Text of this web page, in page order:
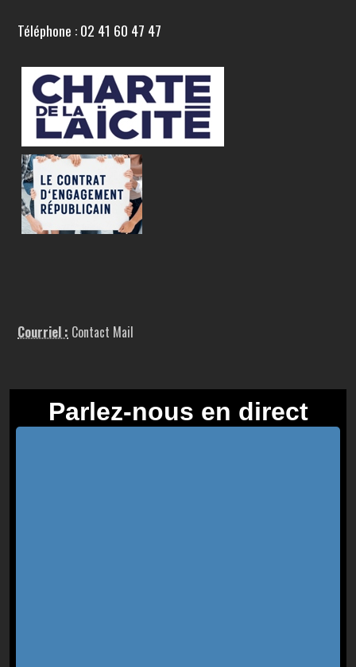
Téléphone : 02 41 60 47 47
Courriel : Contact Mail